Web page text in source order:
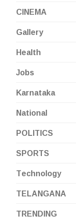
CINEMA
Gallery
Health
Jobs
Karnataka
National
POLITICS
SPORTS
Technology
TELANGANA
TRENDING